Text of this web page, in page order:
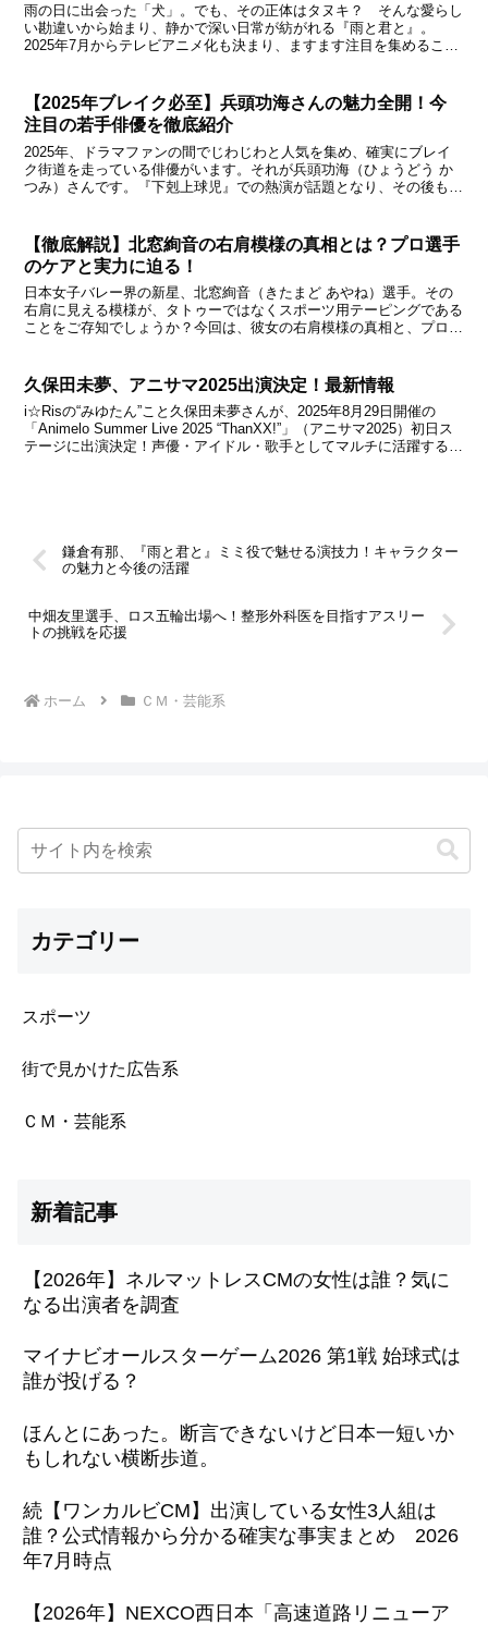
雨の日に出会った「犬」。でも、その正体はタヌキ？ そんな愛らし
い勘違いから始まり、静かで深い日常が紡がれる『雨と君と』。
2025年7月からテレビアニメ化も決まり、ますます注目を集めるこの
【2025年ブレイク必至】兵頭功海さんの魅力全開！今
注目の若手俳優を徹底紹介
2025年、ドラマファンの間でじわじわと人気を集め、確実にブレイ
ク街道を走っている俳優がいます。それが兵頭功海（ひょうどう か
つみ）さんです。『下剋上球児』での熱演が話題となり、その後も多
【徹底解説】北窓絢音の右肩模様の真相とは？プロ選手
のケアと実力に迫る！
日本女子バレー界の新星、北窓絢音（きたまど あやね）選手。その
右肩に見える模様が、タトゥーではなくスポーツ用テーピングである
ことをご存知でしょうか？今回は、彼女の右肩模様の真相と、プロ選
久保田未夢、アニサマ2025出演決定！最新情報
i☆Risの“みゆたん”こと久保田未夢さんが、2025年8月29日開催の
「Animelo Summer Live 2025 “ThanXX!”」（アニサマ2025）初日ス
テージに出演決定！声優・アイドル・歌手としてマルチに活躍する彼
鎌倉有那、『雨と君と』ミミ役で魅せる演技力！キャラクター
の魅力と今後の活躍
中畑友里選手、ロス五輪出場へ！整形外科医を目指すアスリー
トの挑戦を応援
ホーム ＣＭ・芸能系
カテゴリー
スポーツ
街で見かけた広告系
ＣＭ・芸能系
新着記事
【2026年】ネルマットレスCMの女性は誰？気に
なる出演者を調査
マイナビオールスターゲーム2026 第1戦 始球式は
誰が投げる？
ほんとにあった。断言できないけど日本一短いか
もしれない横断歩道。
続【ワンカルビCM】出演している女性3人組は
誰？公式情報から分かる確実な事実まとめ 2026
年7月時点
【2026年】NEXCO西日本「高速道路リニューア